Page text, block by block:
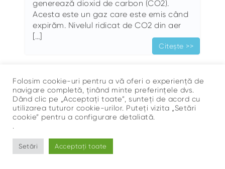
generează dioxid de carbon (CO2).
Acesta este un gaz care este emis când
expirăm. Nivelul ridicat de CO2 din aer
[…]
Citește >>
Folosim cookie-uri pentru a vă oferi o experiență de
navigare completă, ținând minte preferințele dvs.
Dând clic pe „Acceptați toate”, sunteți de acord cu
utilizarea tuturor cookie-urilor. Puteți vizita „Setări
cookie” pentru a configurare detaliată.
.
Setări Acceptați toate